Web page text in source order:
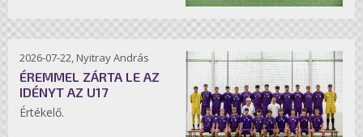
2026-07-22, Nyitray András
ÉREMMEL ZÁRTA LE AZ
IDÉNYT AZ U17
Értékelő.